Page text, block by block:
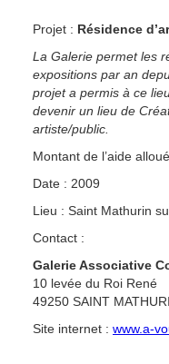
Projet : Résidence
La Galerie permet les
expositions par an
projet a permis à ce
devenir un lieu de
artiste/public.
Montant de l’aide
Date : 2009
Lieu : Saint Mathurin
Contact :
Galerie Associative
10 levée du Roi René
49250 SAINT
Site internet : www.a-